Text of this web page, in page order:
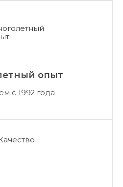
опыт
с 1992 года